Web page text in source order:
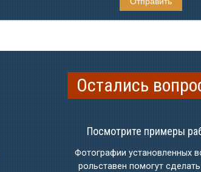
Остались
Посмотрите примеры
Фотографии установленных
рольставен помогут